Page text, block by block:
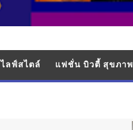
ไลฟ์สไตล์ แฟชั่น บิวตี้ สุขภาพ